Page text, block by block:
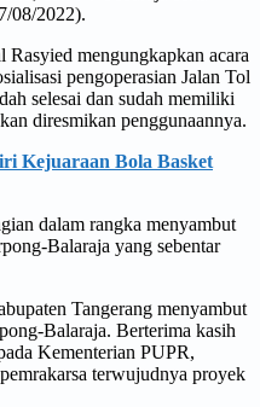
08/2022).
Rasyied mengungkapkan acara
pengoperasian Jalan Tol
selesai dan sudah memiliki
diresmikan penggunaannya.
Kejuaraan Bola Basket
dalam rangka menyambut
Balaraja yang sebentar
Tangerang menyambut
Balaraja. Berterima kasih
Kementerian PUPR,
terwujudnya proyek